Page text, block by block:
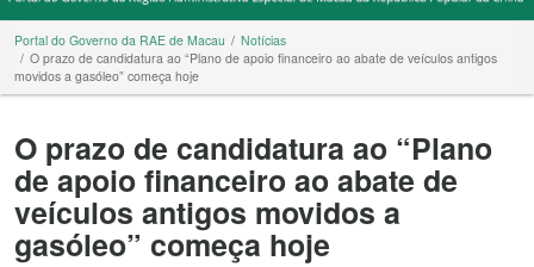
Portal do Governo da RAE de Macau
Notícias
O prazo de candidatura ao “Plano de apoio financeiro ao abate de veículos antigos
movidos a gasóleo” começa hoje
O prazo de candidatura ao “Plano
de apoio financeiro ao abate de
veículos antigos movidos a
gasóleo” começa hoje